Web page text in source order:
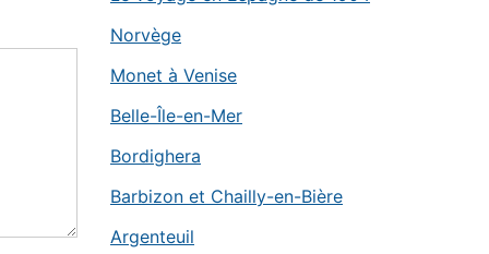
Norvège
Monet à Venise
Belle-Île-en-Mer
Bordighera
Barbizon et Chailly-en-Bière
Argenteuil